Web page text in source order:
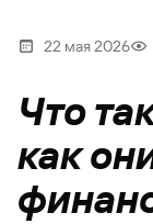
22 мая 2026
Что
как